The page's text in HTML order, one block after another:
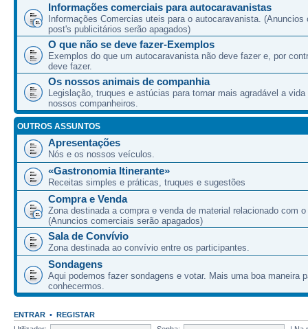
Informações comerciais para autocaravanistas
Informações Comercias uteis para o autocaravanista. (Anuncios
post's publicitários serão apagados)
O que não se deve fazer-Exemplos
Exemplos do que um autocaravanista não deve fazer e, por
deve fazer.
Os nossos animais de companhia
Legislação, truques e astúcias para tornar mais agradável a vida
nossos companheiros.
OUTROS ASSUNTOS
Apresentações
Nós e os nossos veículos.
«Gastronomia Itinerante»
Receitas simples e práticas, truques e sugestões
Compra e Venda
Zona destinada a compra e venda de material relacionado com
(Anuncios comerciais serão apagados)
Sala de Convívio
Zona destinada ao convívio entre os participantes.
Sondagens
Aqui podemos fazer sondagens e votar. Mais uma boa maneira
conhecermos.
ENTRAR • REGISTAR